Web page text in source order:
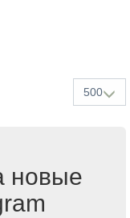
500
новые